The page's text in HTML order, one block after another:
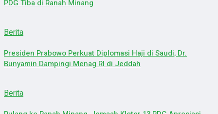
PDG Tiba di Ranah Minang
Berita
Presiden Prabowo Perkuat Diplomasi Haji di Saudi, Dr.
Bunyamin Dampingi Menag RI di Jeddah
Berita